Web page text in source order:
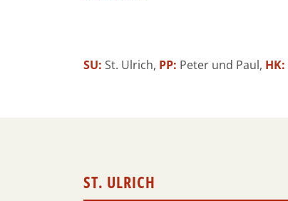
SU: St. Ulrich, PP: Peter und Paul, HK:
ST. ULRICH